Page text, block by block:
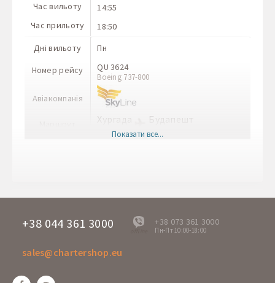
Час вильоту
Час прильоту
14:55
18:50
Дні вильоту
Номер рейсу
Авіакомпанія
Пн
QU 3624
Boeing 737-800
Хургада
HRG
Будапешт
A-321neo
Будапешт
Показати все...
+38 044 361 3000
offline
+38 073 361 3000
Пн-Пт 10:00-18:00
sales@chartershop.eu